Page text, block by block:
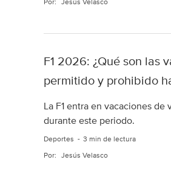
Por: Jesús Velasco
F1 2026: ¿Qué son las
permitido y prohibido
La F1 entra en vacaciones
durante este periodo.
Deportes 3 min de lectura
Por: Jesús Velasco